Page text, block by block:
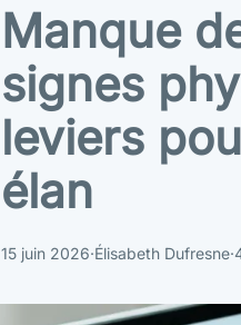
Manque
signes
leviers
élan
15 juin 2026·Élisabeth Dufresne·